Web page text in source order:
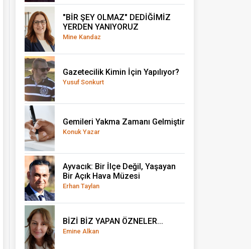
"BİR ŞEY OLMAZ" DEDİĞİMİZ
YERDEN YANIYORUZ
Mine Kandaz
Gazetecilik Kimin İçin Yapılıyor?
Yusuf Sonkurt
Gemileri Yakma Zamanı Gelmiştir
Konuk Yazar
Ayvacık: Bir İlçe Değil, Yaşayan
Bir Açık Hava Müzesi
Erhan Taylan
BİZİ BİZ YAPAN ÖZNELER...
Emine Alkan